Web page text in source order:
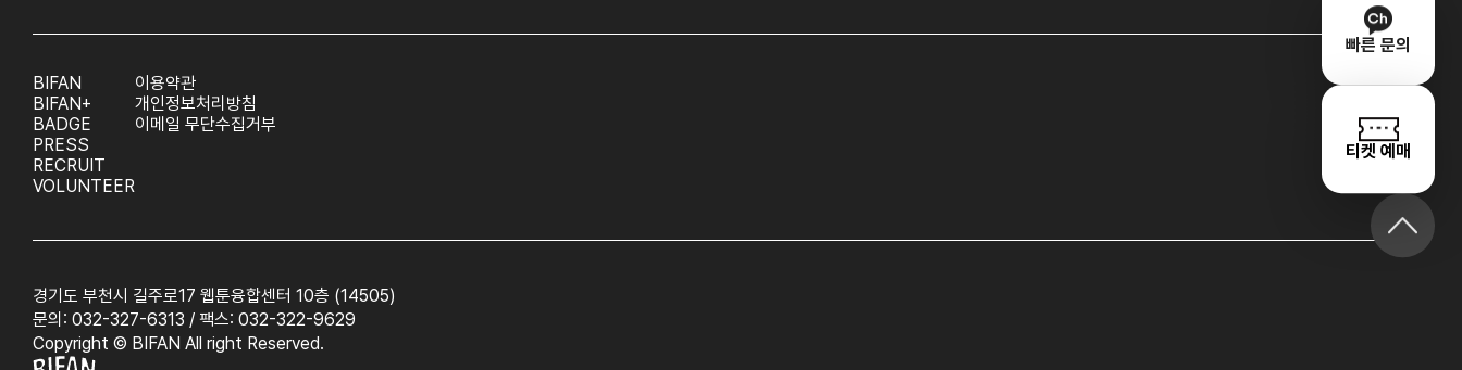
빠른 문의
티켓 예매
BIFAN
BIFAN+
BADGE
PRESS
RECRUIT
VOLUNTEER
이용약관
개인정보처리방침
이메일 무단수집거부
경기도 부천시 길주로17 웹툰융합센터 10층 (14505)
문의: 032-327-6313 / 팩스: 032-322-9629
Copyright © BIFAN All right Reserved.